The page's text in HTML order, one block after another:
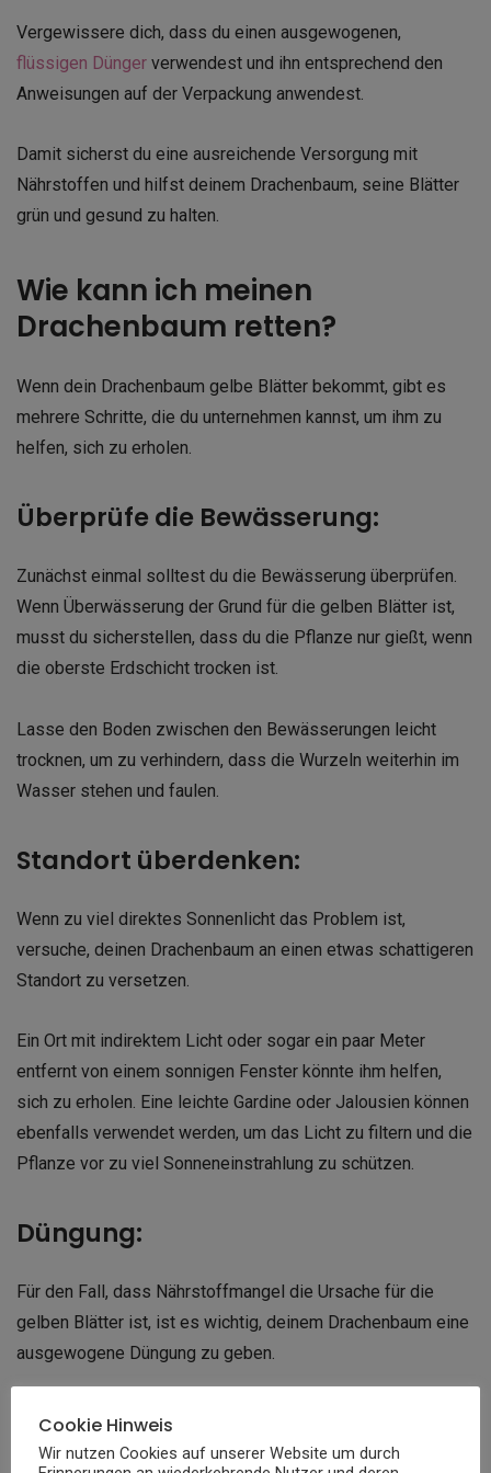
Vergewissere dich, dass du einen ausgewogenen,
flüssigen Dünger verwendest und ihn entsprechend den
Anweisungen auf der Verpackung anwendest.
Damit sicherst du eine ausreichende Versorgung mit
Nährstoffen und hilfst deinem Drachenbaum, seine Blätter
grün und gesund zu halten.
Wie kann ich meinen
Drachenbaum retten?
Wenn dein Drachenbaum gelbe Blätter bekommt, gibt es
mehrere Schritte, die du unternehmen kannst, um ihm zu
helfen, sich zu erholen.
Überprüfe die Bewässerung:
Zunächst einmal solltest du die Bewässerung überprüfen.
Wenn Überwässerung der Grund für die gelben Blätter ist,
musst du sicherstellen, dass du die Pflanze nur gießt, wenn
die oberste Erdschicht trocken ist.
Lasse den Boden zwischen den Bewässerungen leicht
trocknen, um zu verhindern, dass die Wurzeln weiterhin im
Wasser stehen und faulen.
Standort überdenken:
Wenn zu viel direktes Sonnenlicht das Problem ist,
versuche, deinen Drachenbaum an einen etwas schattigeren
Standort zu versetzen.
Ein Ort mit indirektem Licht oder sogar ein paar Meter
entfernt von einem sonnigen Fenster könnte ihm helfen,
sich zu erholen. Eine leichte Gardine oder Jalousien können
ebenfalls verwendet werden, um das Licht zu filtern und die
Pflanze vor zu viel Sonneneinstrahlung zu schützen.
Düngung:
Für den Fall, dass Nährstoffmangel die Ursache für die
gelben Blätter ist, ist es wichtig, deinem Drachenbaum eine
ausgewogene Düngung zu geben.
Wähle einen flüssigen Dünger, der speziell für
Zimmerpflanzen geeignet ist, und folge den Anweisungen
Cookie Hinweis
Wir nutzen Cookies auf unserer Website um durch